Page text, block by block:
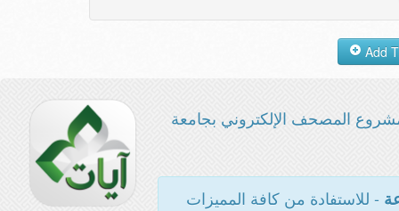
المصحف الإلكتروني بجامعة
- للاستفادة من كافة المميزات